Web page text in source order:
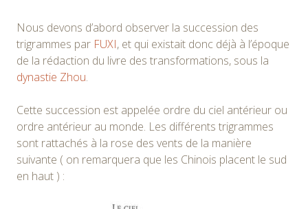
Nous devons d’abord observer la succession des
trigrammes par FUXI, et qui existait donc déjà à l’époque
de la rédaction du livre des transformations, sous la
dynastie Zhou.
Cette succession est appelée ordre du ciel antérieur ou
ordre antérieur au monde. Les différents trigrammes
sont rattachés à la rose des vents de la manière
suivante ( on remarquera que les Chinois placent le sud
en haut ) :